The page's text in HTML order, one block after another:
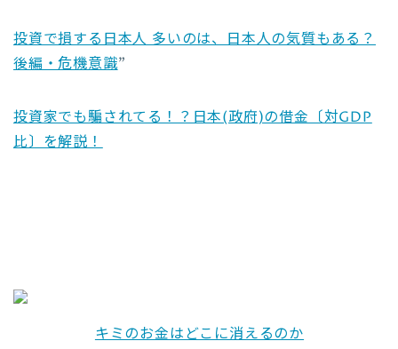
投資で損する日本人 多いのは、日本人の気質もある？
後編・危機意識”
投資家でも騙されてる！？日本(政府)の借金〔対GDP
比〕を解説！
キミのお金はどこに消えるのか